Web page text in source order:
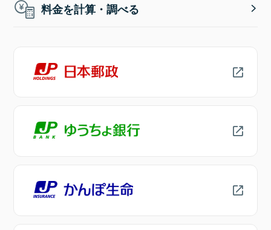
料金を計算・調べる